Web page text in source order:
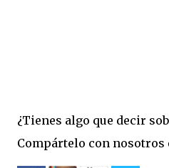
¿Tienes algo que decir
Compártelo con nosotros